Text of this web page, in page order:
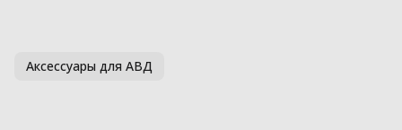
Аксессуары для АВД